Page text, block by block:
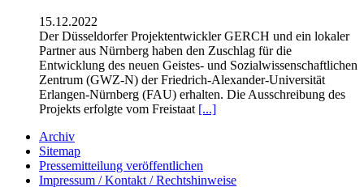
15.12.2022
Der Düsseldorfer Projektentwickler GERCH und ein lokaler
Partner aus Nürnberg haben den Zuschlag für die
Entwicklung des neuen Geistes- und Sozialwissenschaftlichen
Zentrum (GWZ-N) der Friedrich-Alexander-Universität
Erlangen-Nürnberg (FAU) erhalten. Die Ausschreibung des
Projekts erfolgte vom Freistaat [...]
Archiv
Sitemap
Pressemitteilung veröffentlichen
Impressum / Kontakt / Rechtshinweise